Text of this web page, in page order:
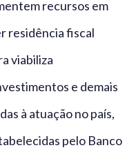
recursos em
residência fiscal
viabiliza
e demais
à atuação no país,
pelo Banco